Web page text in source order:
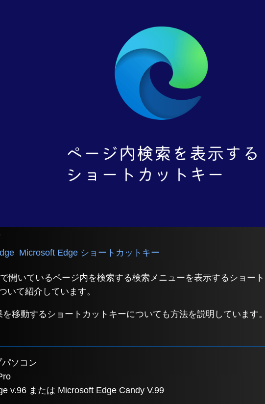
Microsoft Edge ショートカットキー
開いているページ内を検索する検索メニューを表示するショー
いて紹介しています。
を移動するショートカットキーについても方法を説明しています。
ソコン
v.96 または Microsoft Edge Candy V.99